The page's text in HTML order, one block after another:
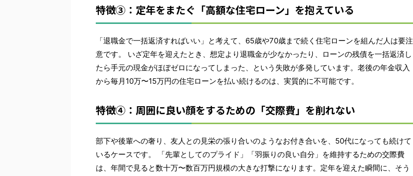
特徴③：定年をまたぐ「高額な住宅ローン」を抱えている
「退職金で一括返済すればいい」と考えて、65歳や70歳まで続く住宅ローンを組んだ人は要注
意です。 いざ定年を迎えたとき、想定より退職金が少なかったり、ローンの残債を一括返済し
たら手元の現金がほぼゼロになってしまった、という失敗が多発しています。老後の年金収入
から毎月10万〜15万円の住宅ローンを払い続けるのは、実質的に不可能です。
特徴④：周囲に良い顔をするための「交際費」を削れない
部下や後輩への奢り、友人との見栄の張り合いのようなお付き合いを、50代になっても続けて
いるケースです。 「先輩としてのプライド」「羽振りの良い自分」を維持するための交際費
は、年間で見ると数十万〜数百万円規模の大きな打撃になります。定年を迎えた瞬間に、そう